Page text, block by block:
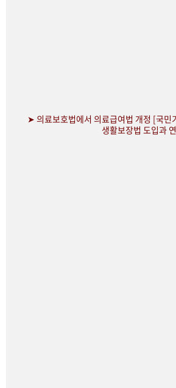
➤ 의료보호법에서 의료급여법 개정 [국민
생활보장법 도입과